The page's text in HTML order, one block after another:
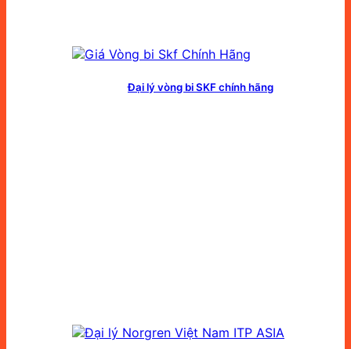
Đại lý vòng bi SKF chính hãng